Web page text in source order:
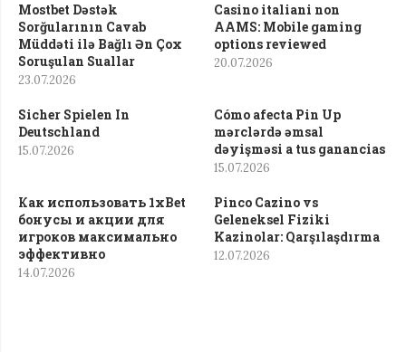
Mostbet Dəstək
Sorğularının Cavab
Müddəti ilə Bağlı Ən Çox
Soruşulan Suallar
23.07.2026
Casino italiani non
AAMS: Mobile gaming
options reviewed
20.07.2026
Sicher Spielen In
Deutschland
15.07.2026
Cómo afecta Pin Up
mərclərdə əmsal
dəyişməsi a tus ganancias
15.07.2026
Как использовать 1xBet
бонусы и акции для
игроков максимально
эффективно
14.07.2026
Pinco Cazino vs
Geleneksel Fiziki
Kazinolar: Qarşılaşdırma
12.07.2026